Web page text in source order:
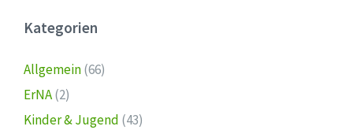
Kategorien
Allgemein(66)
ErNA(2)
Kinder & Jugend (43)